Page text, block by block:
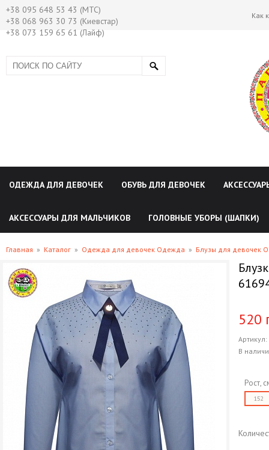
+38 095 648 53 43 (МТС)
+38 068 963 30 73 (Киевстар)
+38 073 159 65 61 (Лайф)
Как
ОДЕЖДА ДЛЯ ДЕВОЧЕК ОБУВЬ ДЛЯ ДЕВОЧЕК
АКСЕССУАРЫ ДЛЯ МАЛЬЧИКОВ ГОЛОВНЫЕ УБОРЫ (ШАПКИ)
Главная » Каталог » Одежда для девочек Одежда » Блузы для девочек
520
Артикул:
В
Рост,
152